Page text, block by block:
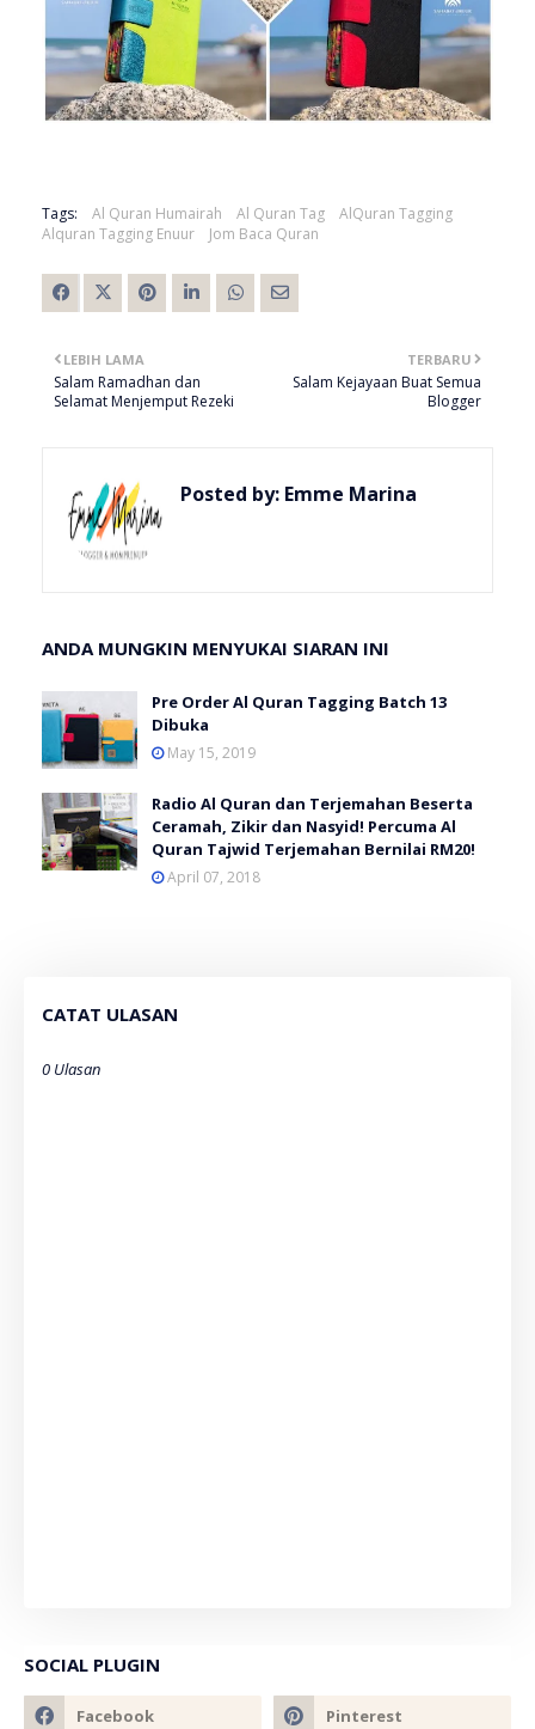
Tags: Al Quran Humairah Al Quran Tag
AlQuran Tagging
Alquran Tagging Enuur
Jom Baca Quran
TERBARU
Salam Kejayaan Buat Semua
Blogger
LEBIH LAMA
Salam Ramadhan dan
Selamat Menjemput Rezeki
Posted by: Emme Marina
ANDA MUNGKIN MENYUKAI SIARAN INI
Pre Order Al Quran Tagging Batch 13
Dibuka
May 15, 2019
Radio Al Quran dan Terjemahan Beserta
Ceramah, Zikir dan Nasyid! Percuma Al
Quran Tajwid Terjemahan Bernilai RM20!
April 07, 2018
CATAT ULASAN
0 Ulasan
SOCIAL PLUGIN